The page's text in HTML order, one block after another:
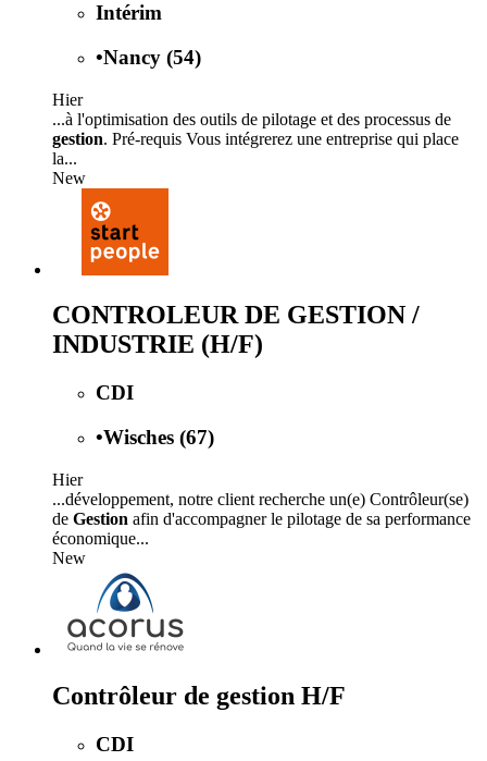
Intérim
•Nancy (54)
Hier
...à l'optimisation des outils de pilotage et des processus de
gestion. Pré-requis Vous intégrerez une entreprise qui place
la...
New
CONTROLEUR DE GESTION /
INDUSTRIE (H/F)
CDI
•Wisches (67)
Hier
...développement, notre client recherche un(e) Contrôleur(se)
de Gestion afin d'accompagner le pilotage de sa performance
économique...
New
Contrôleur de gestion H/F
CDI